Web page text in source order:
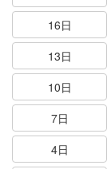
16日
13日
10日
7日
4日